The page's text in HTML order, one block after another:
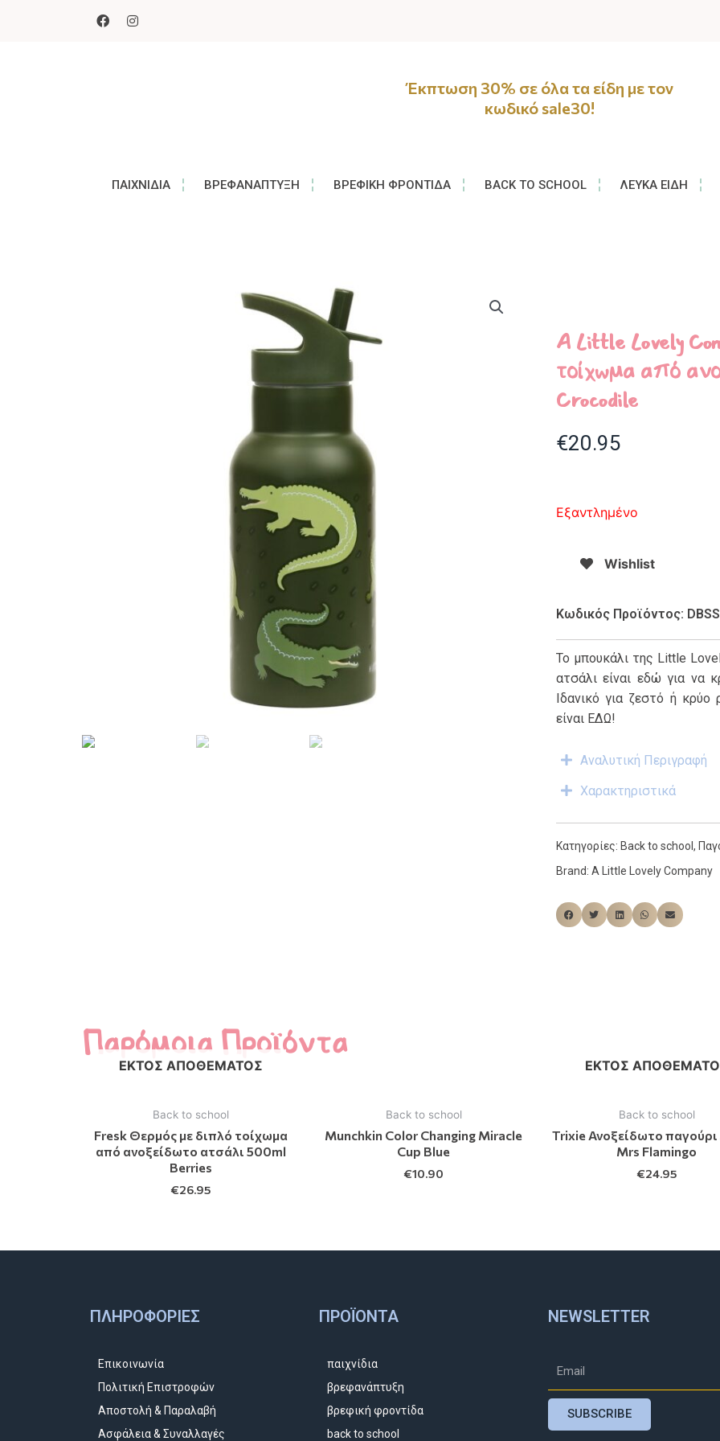
Έκπτωση 30% σε όλα τα είδη με τον
κωδικό sale30!
ΠΑΙΧΝΊΔΙΑ ΒΡΕΦΑΝΆΠΤΥΞΗ ΒΡΕΦΙΚΉ ΦΡΟΝΤΊΔΑ BACK TO SCHOOL ΛΕΥΚΆ ΕΊΔΗ
A Little Lovely
τοίχωμα από
Crocodile
€20.95
Εξαντλημένο
Wishlist
Κωδικός Προϊόντος:
Το μπουκάλι της Little
ατσάλι είναι εδώ για να
Ιδανικό για ζεστό ή
είναι ΕΔΩ!
Αναλυτική Περιγραφή
Χαρακτηριστικά
Κατηγορίες: Back to school ,
Brand: A Little Lovely Company
Παρόμοια Προϊόντα
ΕΚΤΌΣ ΑΠΟΘΈΜΑΤΟΣ
Back to school
Fresk Θερμός με διπλό τοίχωμα
από ανοξείδωτο ατσάλι 500ml
Berries
€26.95
Back to school
Munchkin Color Changing Miracle
Cup Blue
€10.90
ΕΚΤΌΣ
Back to school
Trixie Ανοξείδωτο
Mrs Flamingo
€24.95
ΠΛΗΡΟΦΟΡΊΕΣ
Επικοινωνία
Πολιτική Επιστροφών
Αποστολή & Παραλαβή
Ασφάλεια & Συναλλαγές
ΠΡΟΪΌΝΤΑ
παιχνίδια
βρεφανάπτυξη
βρεφική φροντίδα
back to school
NEWSLETTER
SUBSCRIBE